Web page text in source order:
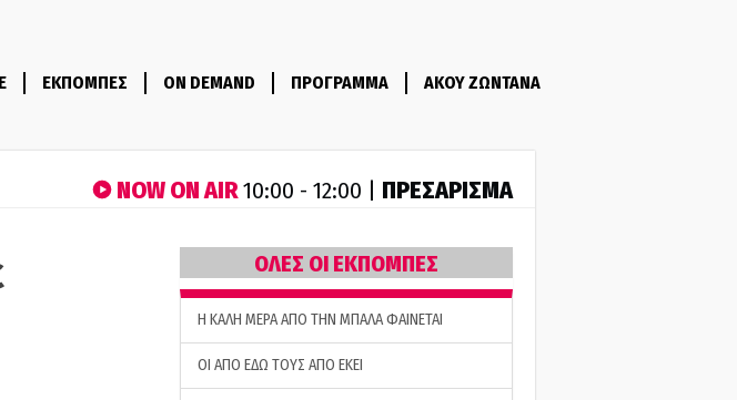
ΕΚΠΟΜΠΕΣ ON DEMAND ΠΡΟΓΡΑΜΜΑ ΑΚΟΥ ΖΩΝΤΑΝΑ
NOW ON AIR10:00 - 12:00 | ΠΡΕΣΑΡΙΣΜΑ
ΟΛΕΣ ΟΙ ΕΚΠΟΜΠΕΣ
H ΚΑΛΗ ΜΕΡΑ ΑΠΟ ΤΗΝ ΜΠΑΛΑ ΦΑΙΝΕΤΑΙ
ΟΙ ΑΠΟ ΕΔΩ ΤΟΥΣ ΑΠΟ ΕΚΕΙ